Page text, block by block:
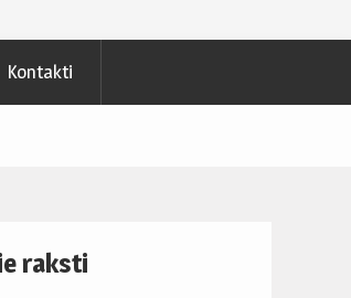
Kontakti
raksti